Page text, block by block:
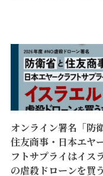
オンライン署名「防
住友商事・日本エヤ
フトサプライはイス
の虐殺ドローンを買う